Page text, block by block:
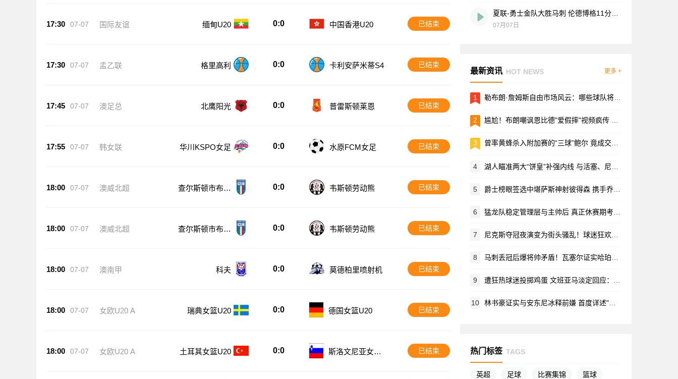
17:30 07-07 国际友谊 缅甸U20 0:0 中国香港U20 已结束
17:30 07-07 孟乙联 格里高利 0:0 卡利安萨米蒂S4 已结束
17:45 07-07 澳足总 北鹰阳光 0:0 普雷斯顿莱恩 已结束
17:55 07-07 韩女联 华川KSPO女足 0:0 水原FCM女足 已结束
18:00 07-07 澳威北超
查尔斯顿市布鲁
0:0 韦斯顿劳动熊 已结束
18:00 07-07 澳威北超
查尔斯顿市布鲁
0:0 韦斯顿劳动熊 已结束
18:00 07-07 澳南甲 科夫 0:0 莫德柏里喷射机 已结束
18:00 07-07 女欧U20 A 瑞典女篮U20 0:0 德国女篮U20 已结束
18:00 07-07 女欧U20 A 土耳其女篮U20 0:0
斯洛文尼亚女篮
已结束
07月07日
最新资讯 HOT NEWS 更多 +
1 勒布朗·詹姆斯自由市场风云：哪些球队将豪掷千金招揽传奇巨星？
2 尴尬！布朗嘲讽恩比德"爱假摔"视频疯传 网友调侃：两月后竟成队友
3 曾率黄蜂杀入附加赛的“三球”鲍尔 竟成交易筹码
4 湖人瞄准两大“饼皇”补强内线 与活塞、尼克斯争夺冠军中锋
5 爵士榜眼签选中堪萨斯神射彼得森 携手乔治打造未来黄金后场
6 猛龙队稳定管理层与主帅后 真正休赛期考验方才开始
7 尼克斯夺冠夜演变为街头骚乱！球迷狂欢失控 砸车画面全网疯传
8 马刺丢冠后爆将帅矛盾！瓦塞尔证实哈珀不满角色定位与出场时间
9 遭狂热球迷投掷鸡蛋 文班亚马淡定回应：专注G5才是关键
10 林书豪证实与安东尼冰释前嫌 首度详述"林疯狂"离队真相
热门标签 TAGS
英超 足球 比赛集锦 篮球